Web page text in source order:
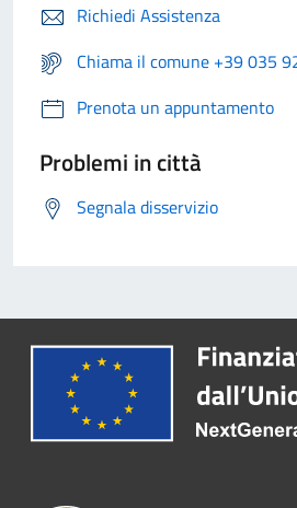
Richiedi Assistenza
Chiama il comune +39 035
Prenota un appuntamento
Problemi in città
Segnala disservizio